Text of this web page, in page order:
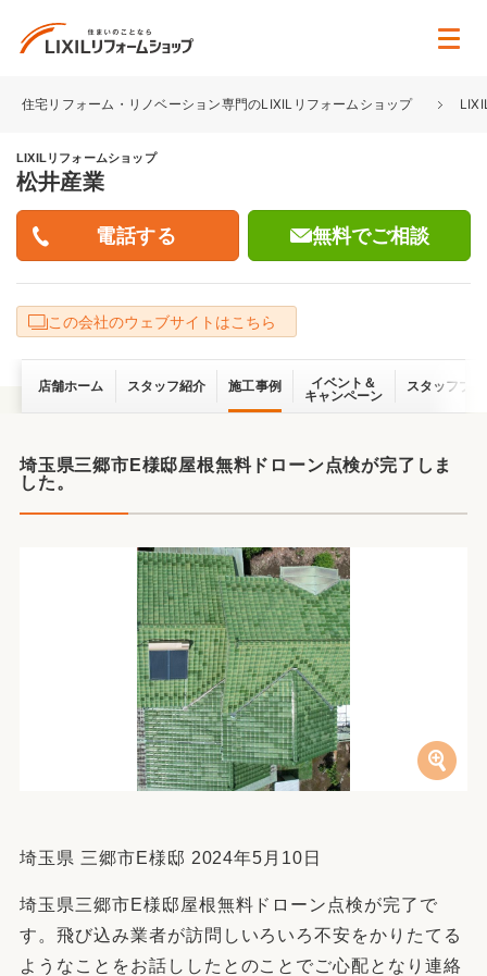
住宅リフォーム・リノベーション専門のLIXILリフォームショップ
LIXILリフォームショップ
松井産業
無料でご相談
この会社のウェブサイトはこちら
店舗ホーム スタッフ紹介 施工事例
イベント＆
キャンペーン
スタッフブ
埼玉県三郷市E様邸屋根無料ドローン点検が完了しま
した。
埼玉県 三郷市E様邸 2024年5月10日
埼玉県三郷市E様邸屋根無料ドローン点検が完了で
す。飛び込み業者が訪問しいろいろ不安をかりたてる
ようなことをお話ししたとのことでご心配となり連絡